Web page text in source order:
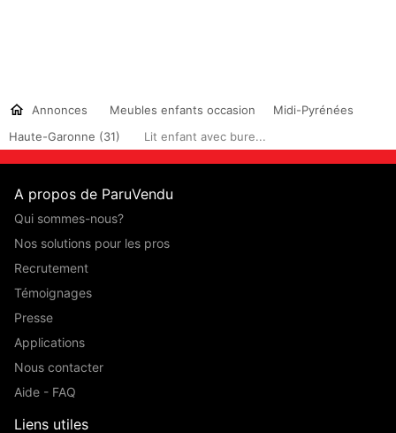
Annonces Meubles enfants occasion
Midi-Pyrénées
Haute-Garonne (31)
Lit enfant avec bure...
A propos de ParuVendu
Qui sommes-nous?
Nos solutions pour les pros
Recrutement
Témoignages
Presse
Applications
Nous contacter
Aide - FAQ
Liens utiles